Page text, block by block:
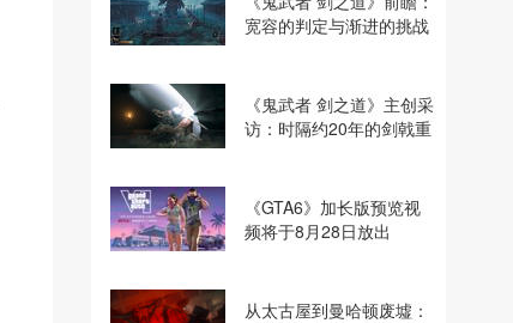
宽容的判定与渐进的挑战
《鬼武者 剑之道》主创采
访：时隔约20年的剑戟重
《GTA6》加长版预览视
频将于8月28日放出
从太古屋到曼哈顿废墟：